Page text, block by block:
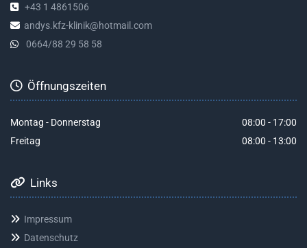
 +43 1 4861506
 andys.kfz-klinik@hotmail.com
 0664/88 29 58 58
Öffnungszeiten
Montag - Donnerstag
08:00 - 17:00
Freitag
08:00 - 13:00
 Links
 Impressum
 Datenschutz